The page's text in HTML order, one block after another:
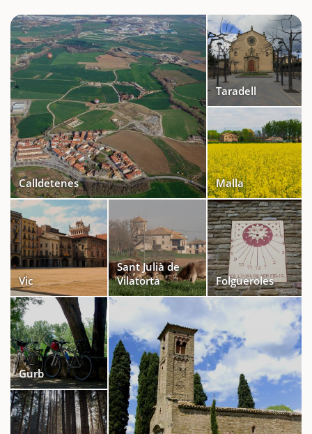
Calldetenes
Taradell
Malla
Vic
Sant Julià de
Vilatorta
Folgueroles
Gurb